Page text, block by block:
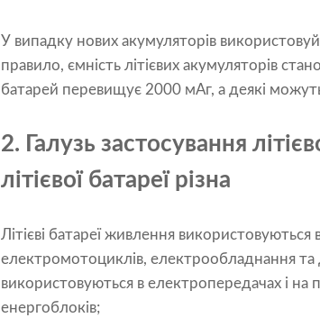
У випадку нових акумуляторів
правило, ємність літієвих акумуляторів
батарей перевищує 2000 мАг, а деякі
2. Галузь застосування
літієвої батареї різна
Літієві батареї живлення
електромотоциклів, електрообладнання
використовуються в електропередачах і на
енергоблоків;